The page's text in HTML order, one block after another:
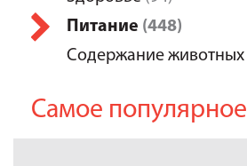
Питание (448)
Содержание животных
Самое популярное